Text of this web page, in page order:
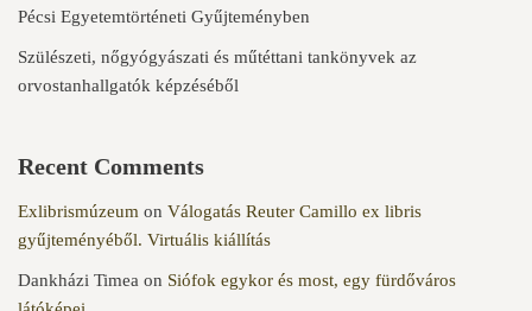
Pécsi Egyetemtörténeti Gyűjteményben
Szülészeti, nőgyógyászati és műtéttani tankönyvek az
orvostanhallgatók képzéséből
Recent Comments
Exlibrismúzeum on Válogatás Reuter Camillo ex libris
gyűjteményéből. Virtuális kiállítás
Dankházi Timea on Siófok egykor és most, egy fürdőváros